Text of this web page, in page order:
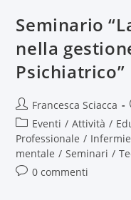
Seminario
nella
Psichiatrico”
Francesca Sciacca
Eventi / Attività /
Professionale /
mentale / Seminari /
0 commenti